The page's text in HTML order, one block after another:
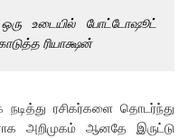
உடையில் போட்டோஷூட்
ரியாக்ஷன்
ரசிகர்களை தொடர்ந்து
அறிமுகம் ஆனதே இருட்டு